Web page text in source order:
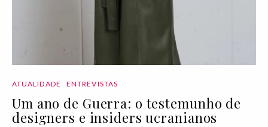
ATUALIDADE ENTREVISTAS
Um ano de Guerra: o testemunho de
designers e insiders ucranianos